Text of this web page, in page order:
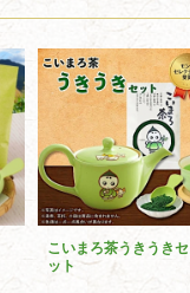
こいまろ茶うきうきセ
ット